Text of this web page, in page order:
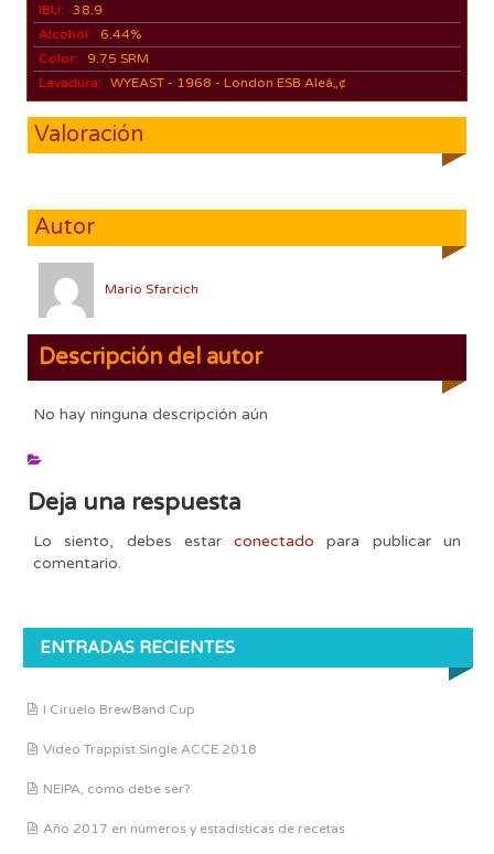
IBU: 38.9
Alcohol:
6.44%
Color:
9.75 SRM
Levadura: WYEAST - 1968 - London ESB Aleâ„¢
Valoración
Autor
Mario Sfarcich
Descripción del autor
No hay ninguna descripción aún
Deja una respuesta
Lo siento, debes estarconectado para publicar un
comentario.
ENTRADAS RECIENTES
I Ciruelo BrewBand Cup
Vídeo Trappist Single ACCE 2018
NEIPA, cómo debe ser?
Año 2017 en números y estadísticas de recetas